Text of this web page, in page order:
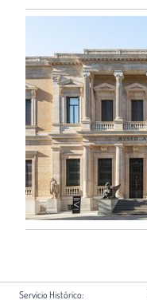
Servicio Histórico: